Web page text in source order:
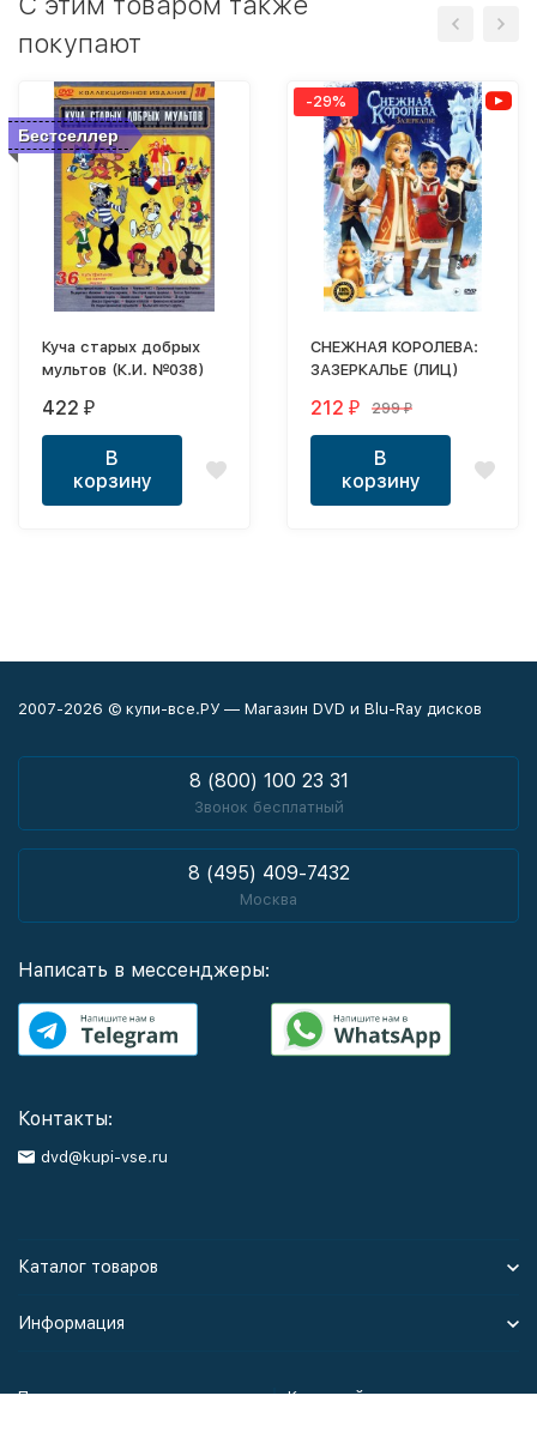
покупают
Бестселлер
Куча старых добрых
мультов (К.И. №038)
422 ₽
В
корзину
-29%
СНЕЖНАЯ КОРОЛЕВА:
ЗАЗЕРКАЛЬЕ (ЛИЦ)
212 ₽ 299₽
В
корзину
2007-2026 © купи-все.РУ — Магазин DVD и Blu-Ray дисков
8 (800) 100 23 31
Звонок бесплатный
8 (495) 409-7432
Москва
Написать в мессенджеры:
Контакты:
dvd@kupi-vse.ru
Каталог товаров
Информация
Политика персональных данных Карта сайта